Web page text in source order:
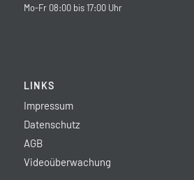
Mo-Fr 08:00 bis 17:00 Uhr
LINKS
Impressum
Datenschutz
AGB
Videoüberwachung